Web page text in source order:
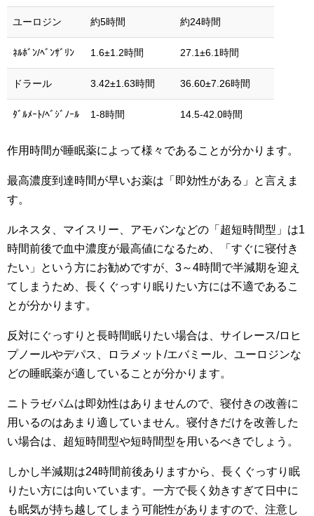
ユーロジン 約5時間 約24時間
ﾈﾙﾎﾞﾝ/ﾍﾞﾝｻﾞﾘﾝ 1.6±1.2時間 27.1±6.1時間
ドラール 3.42±1.63時間 36.60±7.26時間
ﾀﾞﾙﾒｰﾄ/ﾍﾞｼﾞﾉｰﾙ 1-8時間 14.5-42.0時間
作用時間が睡眠薬によって様々であることが分かります。
最高濃度到達時間が早いお薬は「即効性がある」と言えま
す。
ルネスタ、マイスリー、アモバンなどの「超短時間型」は1
時間前後で血中濃度が最高値になるため、「すぐに寝付き
たい」という方にお勧めですが、3～4時間で半減期を迎え
てしまうため、長くぐっすり眠りたい方には不適であるこ
とが分かります。
反対にぐっすりと長時間眠りたい場合は、サイレース/ロヒ
プノールやデパス、ロラメット/エバミール、ユーロジンな
どの睡眠薬が適していることが分かります。
ニトラゼパムは即効性はありませんので、寝付きの改善に
用いるのはあまり適していません。寝付きだけを改善した
い場合は、超短時間型や短時間型を用いるべきでしょう。
しかし半減期は24時間前後ありますから、長くぐっすり眠
りたい方には向いています。一方で長く効きすぎて日中に
も眠気が持ち越してしまう可能性がありますので、注意し